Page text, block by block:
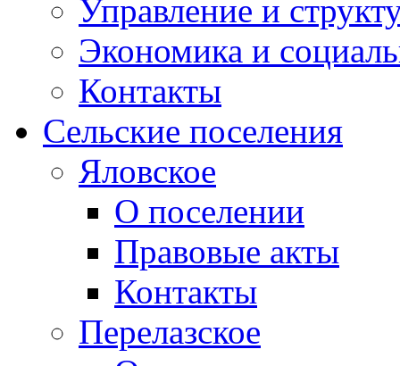
Управление и
Экономика и
Контакты
Сельские поселения
Яловское
О поселении
Правовые акты
Контакты
Перелазское